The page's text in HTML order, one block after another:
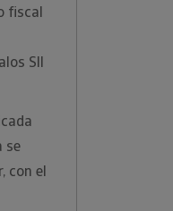
fiscal
Sll
se
con el